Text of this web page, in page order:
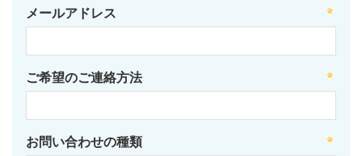
メールアドレス
ご希望のご連絡方法
お問い合わせの種類